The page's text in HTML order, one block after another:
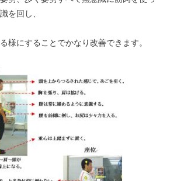
を回し、
様にすることでかなり改善できます。